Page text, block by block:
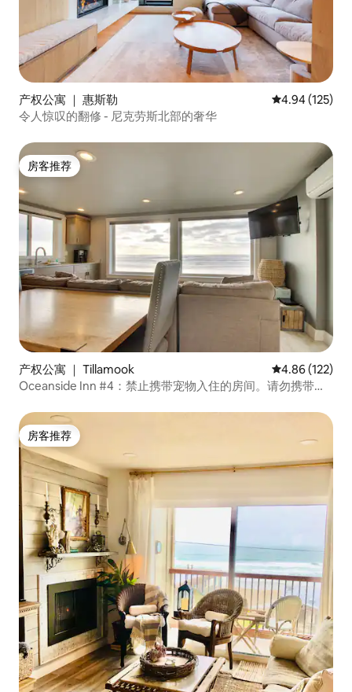
产权公寓 ｜ 惠斯勒 平均评分 4.94
4.94 (125)
令人惊叹的翻修 - 尼克劳斯北部的奢华
房客推荐
房客推荐
产权公寓 ｜ Tillamook 平均评分 4.86
4.86 (122)
Oceanside Inn #4：禁止携带宠物入住的房间。请勿携带宠
房客推荐
房客推荐